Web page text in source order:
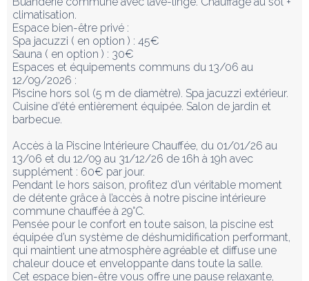
climatisation.
Espace bien-être privé :
Spa jacuzzi ( en option ) : 45€
Sauna ( en option ) : 30€
Espaces et équipements communs du 13/06 au
12/09/2026 :
Piscine hors sol (5 m de diamètre). Spa jacuzzi extérieur.
Cuisine d’été entièrement équipée. Salon de jardin et
barbecue.
Accès à la Piscine Intérieure Chauffée, du 01/01/26 au
13/06 et du 12/09 au 31/12/26 de 16h à 19h avec
supplément : 60€ par jour.
Pendant le hors saison, profitez d’un véritable moment
de détente grâce à l’accès à notre piscine intérieure
commune chauffée à 29°C.
Pensée pour le confort en toute saison, la piscine est
équipée d’un système de déshumidification performant,
qui maintient une atmosphère agréable et diffuse une
chaleur douce et enveloppante dans toute la salle.
Cet espace bien-être vous offre une pause relaxante,